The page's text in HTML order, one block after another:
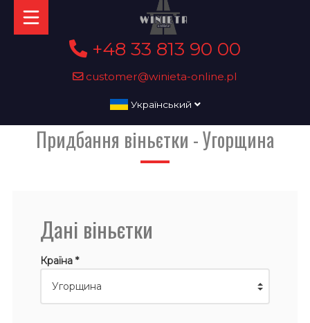
+48 33 813 90 00
customer@winieta-online.pl
Український
Придбання віньєтки - Угорщина
Дані віньєтки
Країна *